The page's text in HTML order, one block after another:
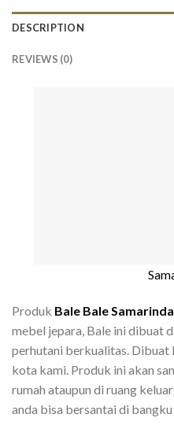
DESCRIPTION
REVIEWS (0)
Produk Bale Bale Samarinda
mebel jepara, Bale ini dibuat
perhutani berkualitas. Dibuat
kota kami. Produk ini akan
rumah ataupun di ruang
anda bisa bersantai di bangku